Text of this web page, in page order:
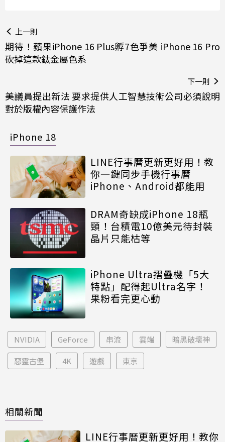
上一則
期待！蘋果iPhone 16 Plus孵7色爭美 iPhone 16 Pro
砍掉這款鈦金屬色系
下一則
美議員提出新法 要求提供人工智慧技術公司必須說明
對於版權內容保護作法
iPhone 18
LINE行事曆更新更好用！教
你一鍵同步手機行事曆
iPhone、Android都能用
DRAM奇缺成iPhone 18瓶
頸！台積電10億美元待封裝
晶片只能枯等
iPhone Ultra摺疊機「5大
特點」配得起Ultra名字！
果粉看完更心動
NVIDIA GeForce 串流 雲端 暗黑破壞神
惡靈古堡 4K 遊戲 東京
相關新聞
LINE行事曆更新更好用！教你